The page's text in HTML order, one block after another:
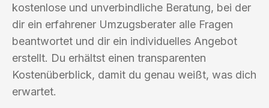
kostenlose und unverbindliche Beratung, bei der
dir ein erfahrener Umzugsberater alle Fragen
beantwortet und dir ein individuelles Angebot
erstellt. Du erhältst einen transparenten
Kostenüberblick, damit du genau weißt, was dich
erwartet.